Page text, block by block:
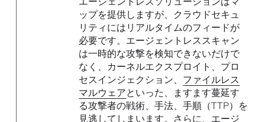
ップを提供しますが、クラウドセキュ
リティにはリアルタイムのフィードが
必要です。エージェントレススキャン
は一時的な攻撃を検知できないだけで
なく、カーネルエクスプロイト、プロ
セスインジェクション、 ファイルレス
マルウェアといった、ますます蔓延す
る攻撃者の戦術、手法、手順（TTP）を
見逃してしまいます。さらに、エージ